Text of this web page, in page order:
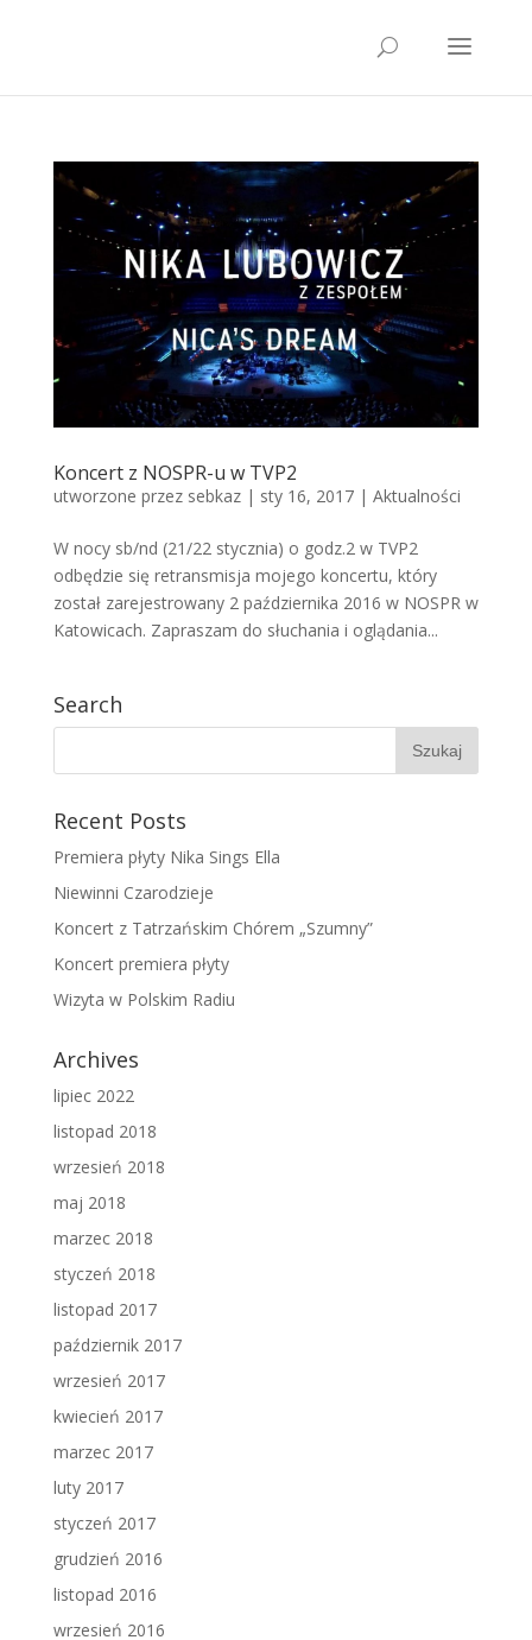
Koncert z NOSPR-u w TVP2
utworzone przez sebkaz| sty 16, 2017 | Aktualności
W nocy sb/nd (21/22 stycznia) o godz.2 w TVP2
odbędzie się retransmisja mojego koncertu, który
został zarejestrowany 2 października 2016 w NOSPR w
Katowicach. Zapraszam do słuchania i oglądania...
Search
Recent Posts
Premiera płyty Nika Sings Ella
Niewinni Czarodzieje
Koncert z Tatrzańskim Chórem „Szumny”
Koncert premiera płyty
Wizyta w Polskim Radiu
Archives
lipiec 2022
listopad 2018
wrzesień 2018
maj 2018
marzec 2018
styczeń 2018
listopad 2017
październik 2017
wrzesień 2017
kwiecień 2017
marzec 2017
luty 2017
styczeń 2017
grudzień 2016
listopad 2016
wrzesień 2016